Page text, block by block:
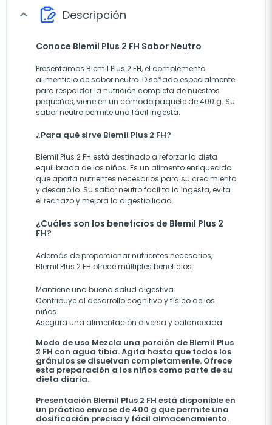
expand_more Descripción
Conoce Blemil Plus 2 FH Sabor Neutro
Presentamos Blemil Plus 2 FH, el complemento
alimenticio de sabor neutro. Diseñado especialmente
para respaldar la nutrición completa de nuestros
pequeños, viene en un cómodo paquete de 400 g. Su
sabor neutro permite una fácil ingesta.
¿Para qué sirve Blemil Plus 2 FH?
Blemil Plus 2 FH está destinado a reforzar la dieta
equilibrada de los niños. Es un alimento enriquecido
que aporta nutrientes necesarios para su crecimiento
y desarrollo. Su sabor neutro facilita la ingesta, evita
el rechazo y mejora la digestibilidad.
¿Cuáles son los beneficios de Blemil Plus 2
FH?
Además de proporcionar nutrientes necesarios,
Blemil Plus 2 FH ofrece múltiples beneficios:
Mantiene una buena salud digestiva.
Contribuye al desarrollo cognitivo y físico de los
niños.
Asegura una alimentación diversa y balanceada.
Modo de uso Mezcla una porción de Blemil Plus
2 FH con agua tibia. Agita hasta que todos los
gránulos se disuelvan completamente. Ofrece
esta preparación a los niños como parte de su
dieta diaria.
Presentación Blemil Plus 2 FH está disponible en
un práctico envase de 400 g que permite una
dosificación precisa y fácil almacenamiento.